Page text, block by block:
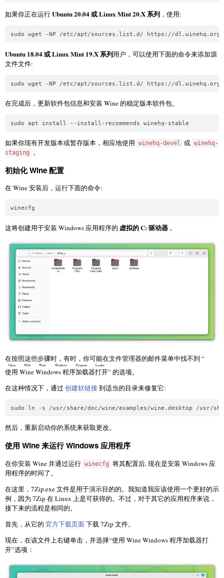
如果你正在运行Ubuntu 20.04 或 Linux Mint 20.X 系列 ，使用:
Ubuntu 18.04 或 Linux Mint 19.X 系列用户，可以使用下面的命令来添加源
文件文件:
在完成后，更新软件包信息和安装 Wine 的稳定版本软件包。
如果你现有开发版本或暂存版本，相应地使用 winehq-devel 或 winehq-
staging
。
初始化 Wine 配置
在 Wine 安装后，运行下面的命令:
这将创建用于安装 Windows 应用程序的 虚拟的 C: 驱动器 。
在按照这些步骤时，有时，你可能在文件管理器的邮件菜单中找不到 “
使用 Wine Windows 程序加载器打开
Open With Wine Windows Program Loader
” 的选项。
在这种情况下，通过创建软链接到适当的目录来修复它:
然后，重新启动你的系统来获取更改。
使用 Wine 来运行 Windows 应用程序
在你安装 Wine 并通过运行 winecfg 将其配置后, 现在是安装 Windows 应
用程序的时间了。
在这里，7Zip.exe 文件是用于演示目的的。我知道我应该使用一个更好的示
例，因为 7Zip 在 Linux 上是可获得的。不过，对于其它的应用程序来说，
接下来的流程是相同的。
首先，从它的 官方下载页面下载 7Zip 文件。
现在，在该文件上右键单击，并选择“使用 Wine Windows 程序加载器打
开”选项：